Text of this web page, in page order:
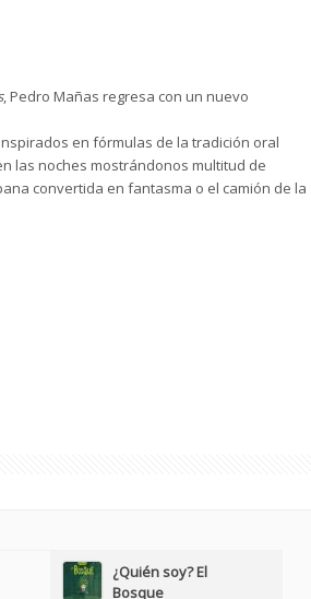
, Pedro Mañas regresa con un nuevo
en fórmulas de la tradición oral
las noches mostrándonos multitud de
convertida en fantasma o el camión de la
¿Quién soy? El
Bosque